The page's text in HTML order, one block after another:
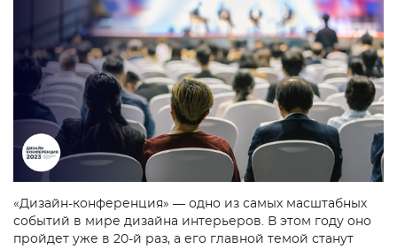
«Дизайн-конференция» — одно из самых масштабных
событий в мире дизайна интерьеров. В этом году оно
пройдет уже в 20-й раз, а его главной темой станут